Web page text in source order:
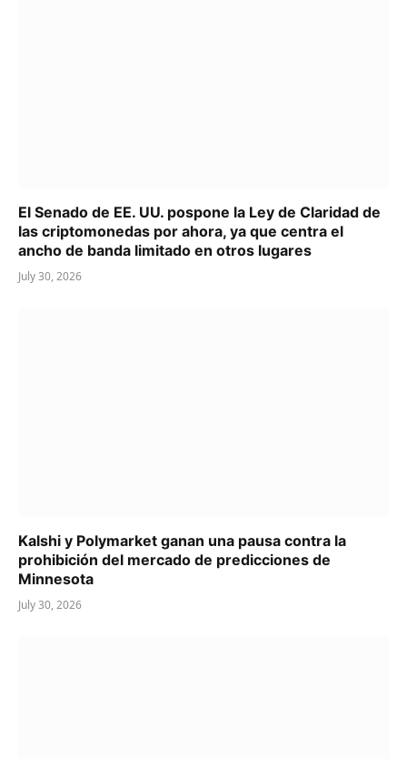
El Senado de EE. UU. pospone la Ley de Claridad de
las criptomonedas por ahora, ya que centra el
ancho de banda limitado en otros lugares
July 30, 2026
Kalshi y Polymarket ganan una pausa contra la
prohibición del mercado de predicciones de
Minnesota
July 30, 2026